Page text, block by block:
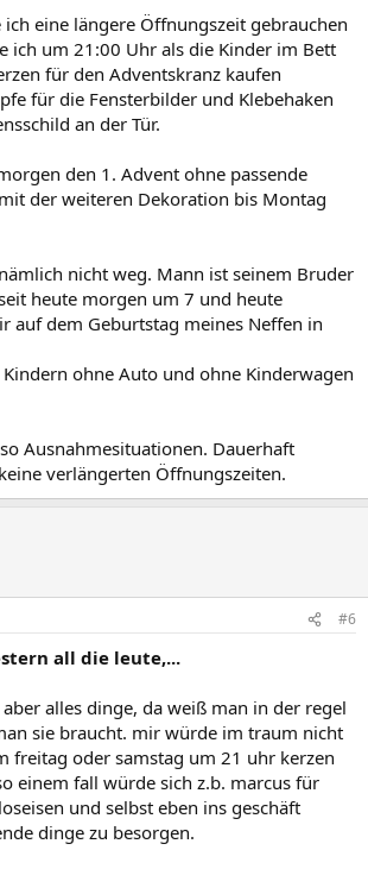
eine längere Öffnungszeit gebrauchen
ich um 21:00 Uhr als die Kinder im Bett
für den Adventskranz kaufen
für die Fensterbilder und Klebehaken
an der Tür.
den 1. Advent ohne passende
der weiteren Dekoration bis Montag
nicht weg. Mann ist seinem Bruder
heute morgen um 7 und heute
auf dem Geburtstag meines Neffen in
ohne Auto und ohne Kinderwagen
Ausnahmesituationen. Dauerhaft
verlängerten Öffnungszeiten.
#6
all die leute,...
alles dinge, da weiß man in der regel
sie braucht. mir würde im traum nicht
freitag oder samstag um 21 uhr kerzen
einem fall würde sich z.b. marcus für
und selbst eben ins geschäft
dinge zu besorgen.